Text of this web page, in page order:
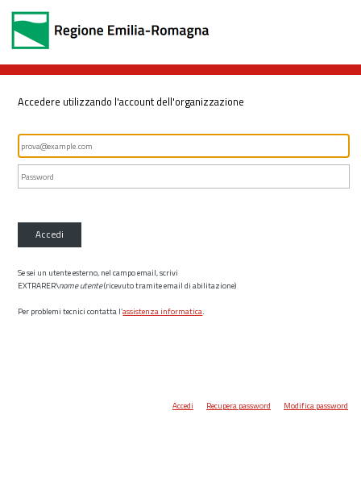
Accedere utilizzando l'account dell'organizzazione
Accedi
Se sei un utente esterno, nel campo email, scrivi
EXTRARER\nome utente(ricevuto tramite email di abilitazione)
Per problemi tecnici contatta l’assistenza informatica.
Accedi Recupera password Modifica password